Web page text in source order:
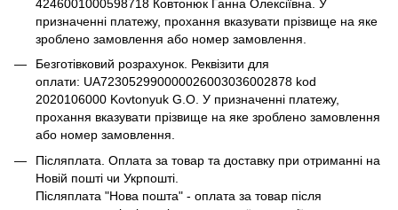
4246001000598718 Ковтонюк Ганна Олексіївна. У
призначенні платежу, прохання вказувати прізвище на яке
зроблено замовлення або номер замовлення.
Безготівковий розрахунок. Реквізити для
оплати: UA723052990000026003036002878 kod
2020106000 Kovtonyuk G.O. У призначенні платежу,
прохання вказувати прізвище на яке зроблено замовлення
або номер замовлення.
Післяплата. Оплата за товар та доставку при отриманні на
Новій пошті чи Укрпошті.
Післяплата "Нова пошта" - оплата за товар після